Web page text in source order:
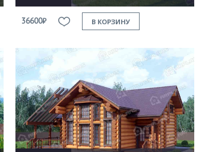
36600₽ В КОРЗИНУ